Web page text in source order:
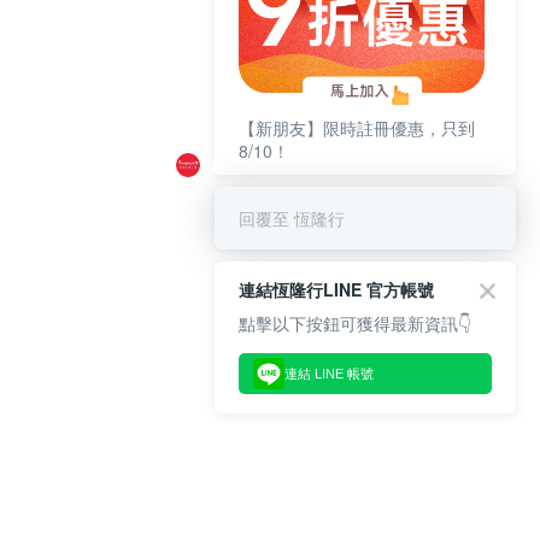
【新朋友】限時註冊優惠，只到
8/10！
回覆至 恆隆行
連結恆隆行LINE 官方帳號
點擊以下按鈕可獲得最新資訊👇
連結 LINE 帳號